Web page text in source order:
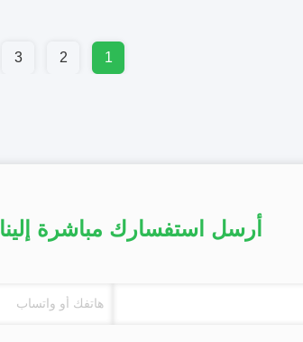
1
2
3
أرسل استفسارك مباشرة إلينا